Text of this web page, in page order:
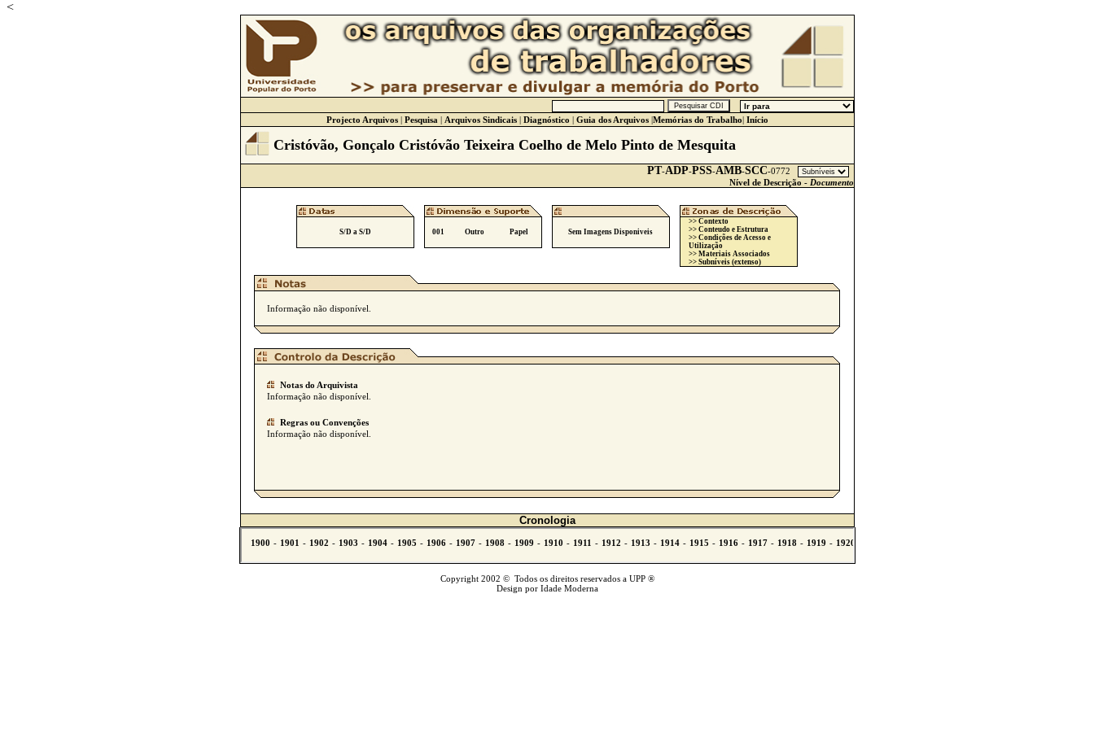
<
Projecto Arquivos| Pesquisa | Arquivos Sindicais| Diagnóstico | Guia dos Arquivos|Memórias do Trabalho| Início
Cristóvão, Gonçalo Cristóvão Teixeira Coelho de Melo Pinto de Mesquita
PT-ADP-PSS-AMB-SCC-0772
Nível de Descrição - Documento
S/D a S/D 001 Outro Papel Sem Imagens Disponiveis
>> Contexto
>> Conteudo e Estrutura
>> Condições de Acesso e
Utilização
>> Materiais Associados
>> Subníveis (extenso)
Informação não disponível.
Notas do Arquivista
Informação não disponível.
Regras ou Convenções
Informação não disponível.
Cronologia
Copyright 2002 © Todos os direitos reservados a UPP ®
Design por Idade Moderna